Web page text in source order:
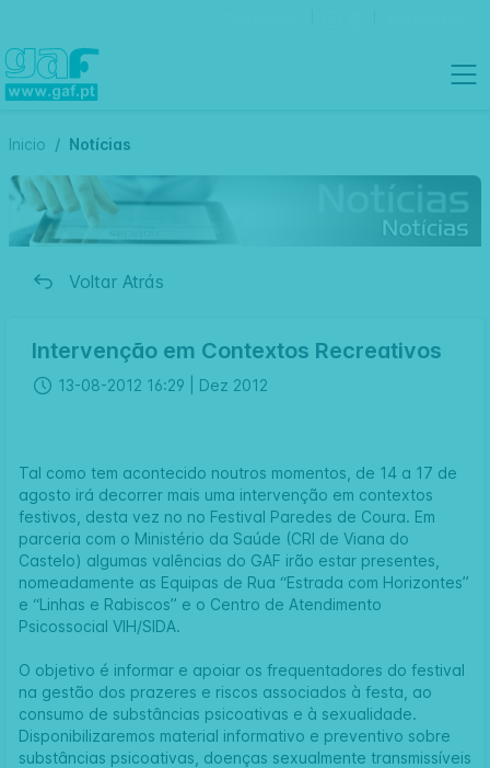
Inicio Notícias
Voltar Atrás
Intervenção em Contextos Recreativos
13-08-2012 16:29 | Dez 2012
Tal como tem acontecido noutros momentos, de 14 a 17 de
agosto irá decorrer mais uma intervenção em contextos
festivos, desta vez no no Festival Paredes de Coura. Em
parceria com o Ministério da Saúde (CRI de Viana do
Castelo) algumas valências do GAF irão estar presentes,
nomeadamente as Equipas de Rua “Estrada com Horizontes”
e “Linhas e Rabiscos” e o Centro de Atendimento
Psicossocial VIH/SIDA.
O objetivo é informar e apoiar os frequentadores do festival
na gestão dos prazeres e riscos associados à festa, ao
consumo de substâncias psicoativas e à sexualidade.
Disponibilizaremos material informativo e preventivo sobre
substâncias psicoativas, doenças sexualmente transmissíveis